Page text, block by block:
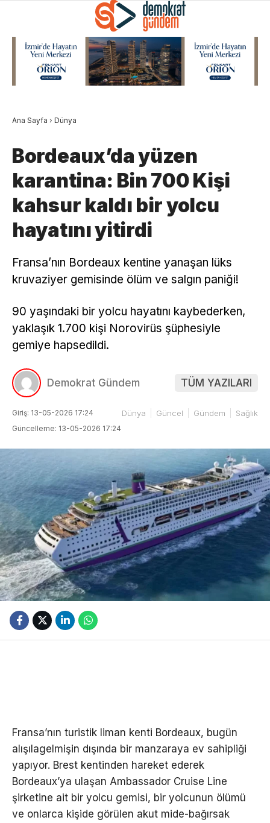
Ana Sayfa › Dünya
Bordeaux’da yüzen
karantina: Bin 700 Kişi
kahsur kaldı bir yolcu
hayatını yitirdi
Fransa’nın Bordeaux kentine yanaşan lüks
kruvaziyer gemisinde ölüm ve salgın paniği!
90 yaşındaki bir yolcu hayatını kaybederken,
yaklaşık 1.700 kişi Norovirüs şüphesiyle
gemiye hapsedildi.
Demokrat Gündem TÜM YAZILARI
Giriş: 13-05-2026 17:24
Güncelleme: 13-05-2026 17:24
Dünya Güncel Gündem Sağlık
Fransa’nın turistik liman kenti Bordeaux, bugün
alışılagelmişin dışında bir manzaraya ev sahipliği
yapıyor. Brest kentinden hareket ederek
Bordeaux’ya ulaşan Ambassador Cruise Line
şirketine ait bir yolcu gemisi, bir yolcunun ölümü
ve onlarca kişide görülen akut mide-bağırsak